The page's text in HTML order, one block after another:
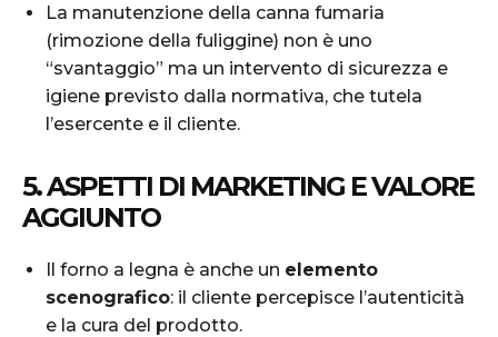
La manutenzione della canna fumaria
(rimozione della fuliggine) non è uno
“svantaggio” ma un intervento di sicurezza e
igiene previsto dalla normativa, che tutela
l’esercente e il cliente.
5. ASPETTI DI MARKETING E VALORE
AGGIUNTO
Il forno a legna è anche un elemento
scenografico: il cliente percepisce l’autenticità
e la cura del prodotto.